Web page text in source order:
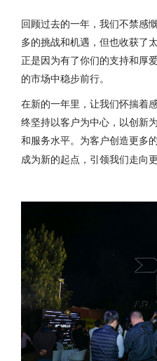
回顾过去的一年，我们不禁感
多的挑战和机遇，但也收获了
正是因为有了你们的支持和厚
的市场中稳步前行。
在新的一年里，让我们怀揣着
终坚持以客户为中心，以创新
和服务水平。为客户创造更多
成为新的起点，引领我们走向